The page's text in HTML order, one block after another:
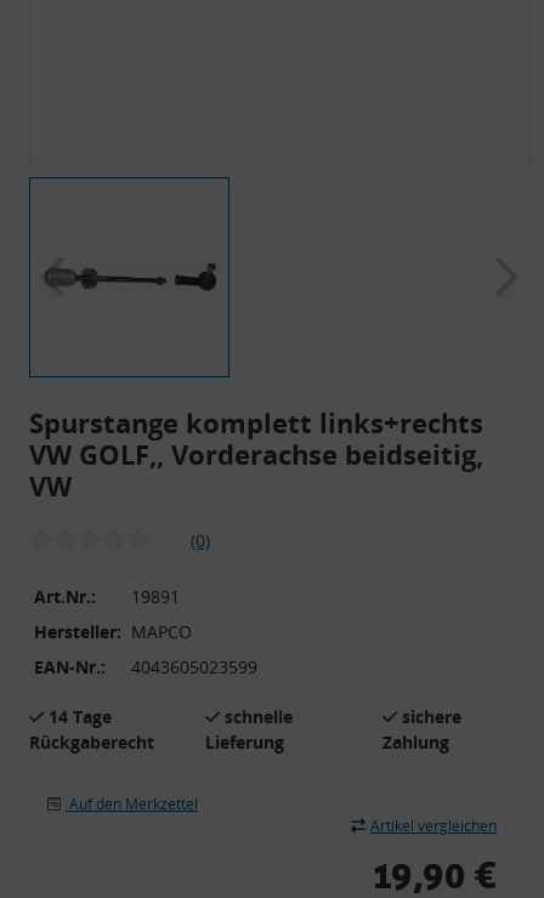
Spurstange komplett links+rechts
VW GOLF,, Vorderachse beidseitig,
VW
(0)
Art.Nr.:
19891
Hersteller: MAPCO
EAN-Nr.:
4043605023599
14 Tage
Rückgaberecht
schnelle
Lieferung
sichere
Zahlung
Auf den Merkzettel
Artikel vergleichen
19,90 €